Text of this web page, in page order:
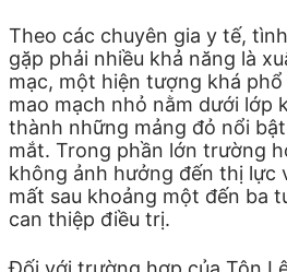
Theo các chuyên gia y tế,
gặp phải nhiều khả năng là
mạc, một hiện tượng khá
mao mạch nhỏ nằm dưới lớp
thành những mảng đỏ nổi
mắt. Trong phần lớn trường
không ảnh hưởng đến thị lực
mất sau khoảng một đến ba
can thiệp điều trị.